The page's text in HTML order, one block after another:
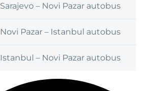
Sarajevo – Novi Pazar autobus
Novi Pazar – Istanbul autobus
Istanbul – Novi Pazar autobus